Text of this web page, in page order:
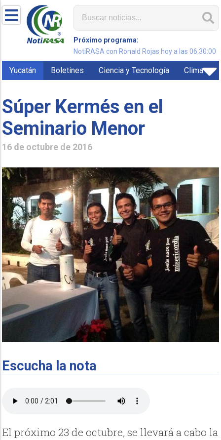
Próximo programa:
NotiRASA con Ronald Rojas hoy a las 06:30:00
Yucatán Boletines Ciencia y Tecnología Clima
Súper Kermés en el
Seminario Menor
16 de octubre de 2016
Escucha la nota
El próximo 23 de octubre, se llevará a cabo la